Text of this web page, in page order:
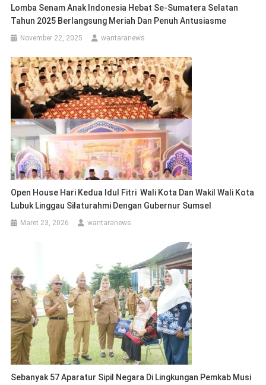
Lomba Senam Anak Indonesia Hebat Se-Sumatera Selatan
Tahun 2025 Berlangsung Meriah Dan Penuh Antusiasme
November 22, 2025 wantaranews
Open House Hari Kedua Idul Fitri Wali Kota Dan Wakil Wali Kota
Lubuk Linggau Silaturahmi Dengan Gubernur Sumsel
Maret 23, 2026 wantaranews
Sebanyak 57 Aparatur Sipil Negara Di Lingkungan Pemkab Musi